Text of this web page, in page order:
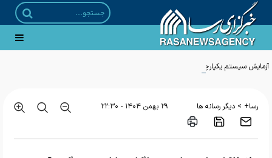
آزمایش سیستم یکپارچه مقابله با انواع ریزپرنده‌ها در رزمایش امنیتی تهاجمی نزاجا
رسا+ > دیگر رسانه ها ۲۹ بهمن ۱۴۰۴ - ۲۲:۳۰